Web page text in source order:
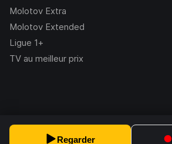
Regarder
Molotov Extra
Molotov Extended
Ligue 1+
TV au meilleur prix